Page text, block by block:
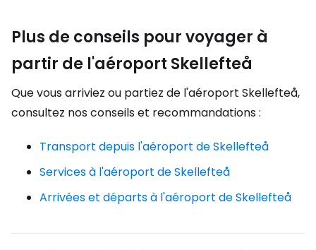
Plus de conseils pour voyager à
partir de l'aéroport Skellefteå
Que vous arriviez ou partiez de l'aéroport Skellefteå,
consultez nos conseils et recommandations :
Transport depuis l'aéroport de Skellefteå
Services à l'aéroport de Skellefteå
Arrivées et départs à l'aéroport de Skellefteå